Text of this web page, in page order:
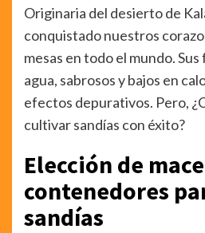
Originaria del desierto de
conquistado nuestros
mesas en todo el mundo.
agua, sabrosos y bajos en
efectos depurativos. Pero,
cultivar sandías con éxito?
Elección de
contenedores
sandías